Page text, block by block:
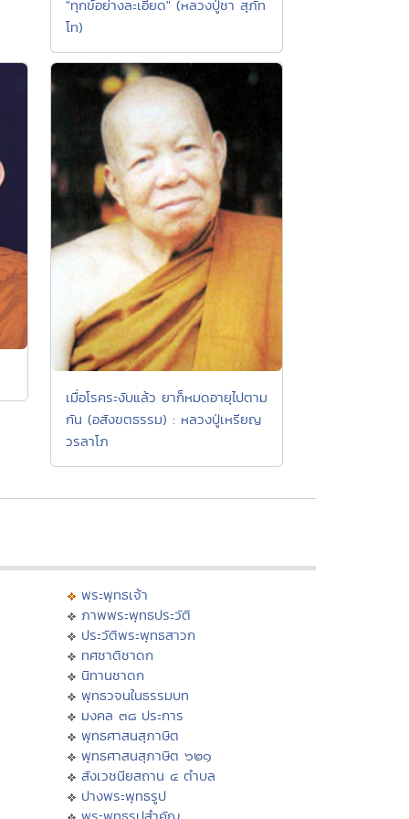
"ทุกข์อย่างละเอียด" (หลวงปู่ชา สุภัท
โท)
เมื่อโรคระงับแล้ว ยาก็หมดอายุไปตาม
กัน (อสังขตธรรม) : หลวงปู่เหรียญ
วรลาโภ
พระพุทธเจ้า
ภาพพระพุทธประวัติ
ประวัติพระพุทธสาวก
ทศชาติชาดก
นิทานชาดก
พุทธวจนในธรรมบท
มงคล ๓๘ ประการ
พุทธศาสนสุภาษิต
พุทธศาสนสุภาษิต ๖๒๑
สังเวชนียสถาน ๔ ตำบล
ปางพระพุทธรูป